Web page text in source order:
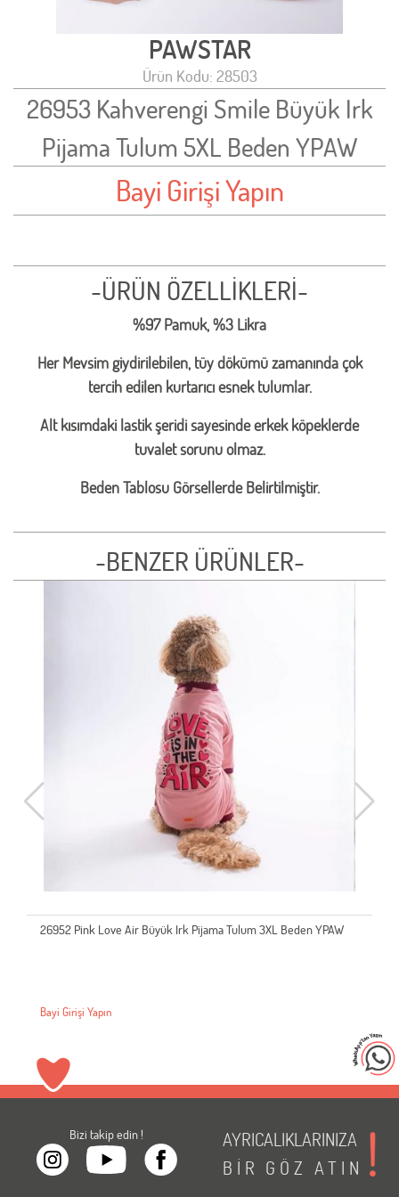
PAWSTAR
Ürün Kodu: 28503
26953 Kahverengi Smile Büyük Irk
Pijama Tulum 5XL Beden YPAW
Bayi Girişi Yapın
-ÜRÜN ÖZELLİKLERİ-
%97 Pamuk, %3 Likra
Her Mevsim giydirilebilen, tüy dökümü zamanında çok
tercih edilen kurtarıcı esnek tulumlar.
Alt kısımdaki lastik şeridi sayesinde erkek köpeklerde
tuvalet sorunu olmaz.
Beden Tablosu Görsellerde Belirtilmiştir.
-BENZER ÜRÜNLER-
26952 Pink Love Air Büyük Irk Pijama Tulum 3XL Beden YPAW
Bayi Girişi Yapın
Bizi takip edin !
AYRICALIKLARINIZA
BİR GÖZ ATIN